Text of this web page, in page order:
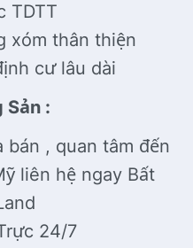
TDTT
xóm thân thiện
cư lâu dài
Sản :
bán , quan tâm đến
liên hệ ngay Bất
24/7